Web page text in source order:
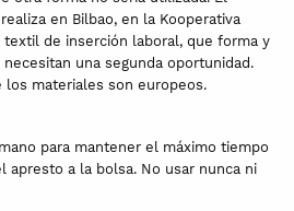
en Bilbao, en la Kooperativa
textil de inserción laboral, que forma y
una segunda oportunidad.
los materiales son europeos.
para mantener el máximo tiempo
apresto a la bolsa. No usar nunca ni